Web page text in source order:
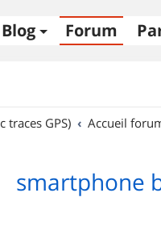
Blog Forum
traces GPS)
Accueil
smartphone